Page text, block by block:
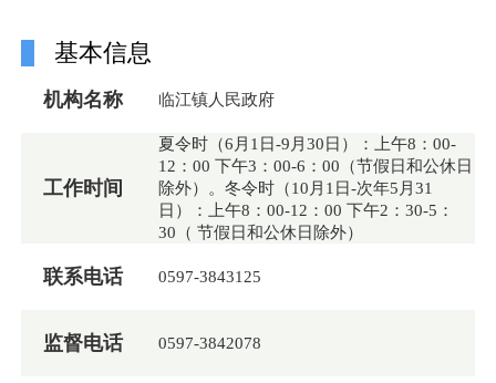
基本信息
机构名称 临江镇人民政府
工作时间
夏令时（6月1日-9月30日）：上午8：00-
12：00 下午3：00-6：00（节假日和公休日
除外）。冬令时（10月1日-次年5月31
日）：上午8：00-12：00 下午2：30-5：
30（ 节假日和公休日除外）
联系电话 0597-3843125
监督电话 0597-3842078